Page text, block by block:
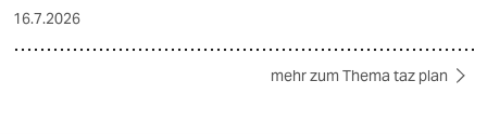
16.7.2026
mehr zum Thema taz plan